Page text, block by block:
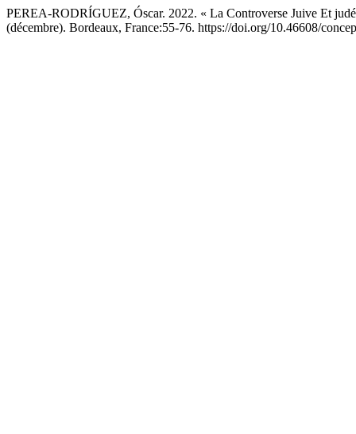
PEREA-RODRÍGUEZ, Óscar. 2022. « La Controverse Juive Et
(décembre). Bordeaux, France:55-76. https://doi.org/10.46608/